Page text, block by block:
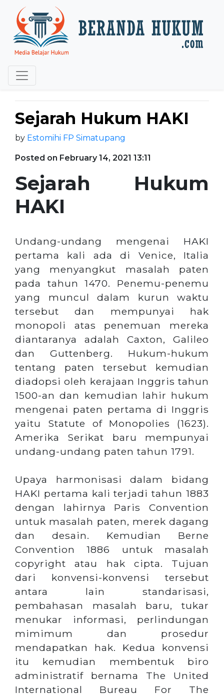
Sejarah Hukum HAKI
by Estomihi FP Simatupang
Posted on February 14, 2021 13:11
Sejarah Hukum
HAKI
Undang-undang mengenai HAKI
pertama kali ada di Venice, Italia
yang menyangkut masalah paten
pada tahun 1470. Penemu-penemu
yang muncul dalam kurun waktu
tersebut dan mempunyai hak
monopoli atas penemuan mereka
diantaranya adalah Caxton, Galileo
dan Guttenberg. Hukum-hukum
tentang paten tersebut kemudian
diadopsi oleh kerajaan Inggris tahun
1500-an dan kemudian lahir hukum
mengenai paten pertama di Inggris
yaitu Statute of Monopolies (1623).
Amerika Serikat baru mempunyai
undang-undang paten tahun 1791.
Upaya harmonisasi dalam bidang
HAKI pertama kali terjadi tahun 1883
dengan lahirnya Paris Convention
untuk masalah paten, merek dagang
dan desain. Kemudian Berne
Convention 1886 untuk masalah
copyright atau hak cipta. Tujuan
dari konvensi-konvensi tersebut
antara lain standarisasi,
pembahasan masalah baru, tukar
menukar informasi, perlindungan
mimimum dan prosedur
mendapatkan hak. Kedua konvensi
itu kemudian membentuk biro
administratif bernama The United
International Bureau For The